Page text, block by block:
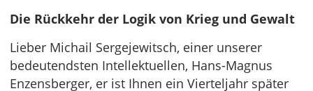
Die Rückkehr der Logik von Krieg und Gewalt
Lieber Michail Sergejewitsch, einer unserer
bedeutendsten Intellektuellen, Hans-Magnus
Enzensberger, er ist Ihnen ein Vierteljahr später